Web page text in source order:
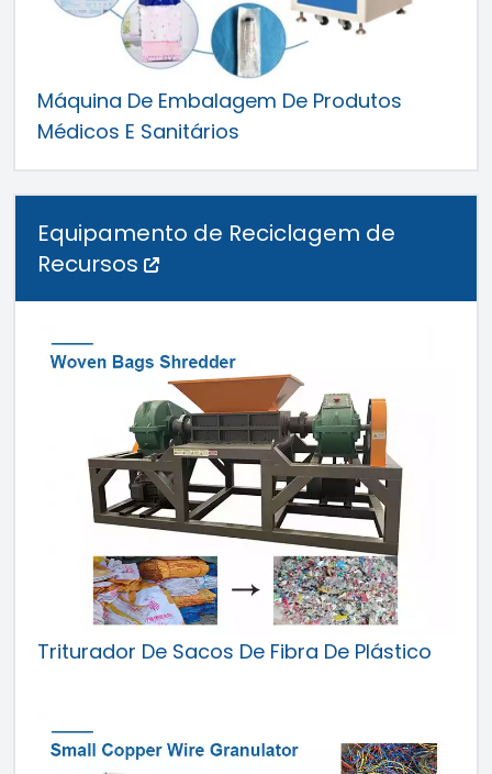
Máquina De Embalagem De Produtos
Médicos E Sanitários
Equipamento de Reciclagem de
Recursos
Triturador De Sacos De Fibra De Plástico